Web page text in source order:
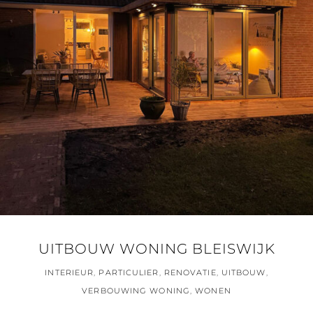
UITBOUW WONING BLEISWIJK
INTERIEUR, PARTICULIER, RENOVATIE, UITBOUW,
VERBOUWING WONING,WONEN